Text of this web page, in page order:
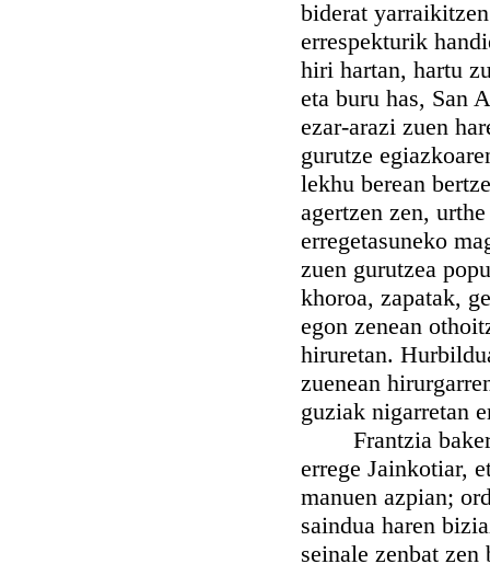
biderat
errespekturik
hiri hartan, hartu
eta buru has, San
ezar-arazi zuen
gurutze
lekhu berean
agertzen zen,
erregetasuneko
zuen gurutzea
khoroa, zapatak,
egon zenean
hiruretan.
zuenean
guziak nigarretan
Frantzia bakerik
errege Jainkotiar,
manuen azpian;
saindua haren
seinale zenbat